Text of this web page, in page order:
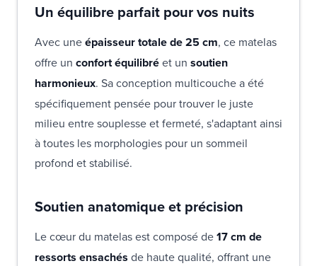
Un équilibre parfait pour vos nuits
Avec uneépaisseur totale de 25 cm, ce matelas
offre un confort équilibréet un soutien
harmonieux. Sa conception multicouche a été
spécifiquement pensée pour trouver le juste
milieu entre souplesse et fermeté, s'adaptant ainsi
à toutes les morphologies pour un sommeil
profond et stabilisé.
Soutien anatomique et précision
Le cœur du matelas est composé de17 cm de
ressorts ensachés de haute qualité, offrant une